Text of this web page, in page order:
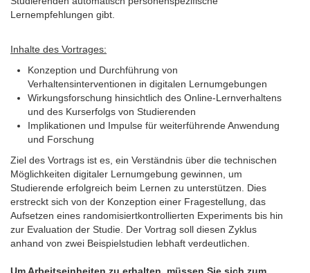
Lernempfehlungen gibt.
Inhalte des Vortrages:
Konzeption und Durchführung von
Verhaltensinterventionen in digitalen Lernumgebungen
Wirkungsforschung hinsichtlich des Online-Lernverhaltens
und des Kurserfolgs von Studierenden
Implikationen und Impulse für weiterführende Anwendung
und Forschung
Ziel des Vortrags ist es, ein Verständnis über die technischen
Möglichkeiten digitaler Lernumgebung gewinnen, um
Studierende erfolgreich beim Lernen zu unterstützen. Dies
erstreckt sich von der Konzeption einer Fragestellung, das
Aufsetzen eines randomisiertkontrollierten Experiments bis hin
zur Evaluation der Studie. Der Vortrag soll diesen Zyklus
anhand von zwei Beispielstudien lebhaft verdeutlichen.